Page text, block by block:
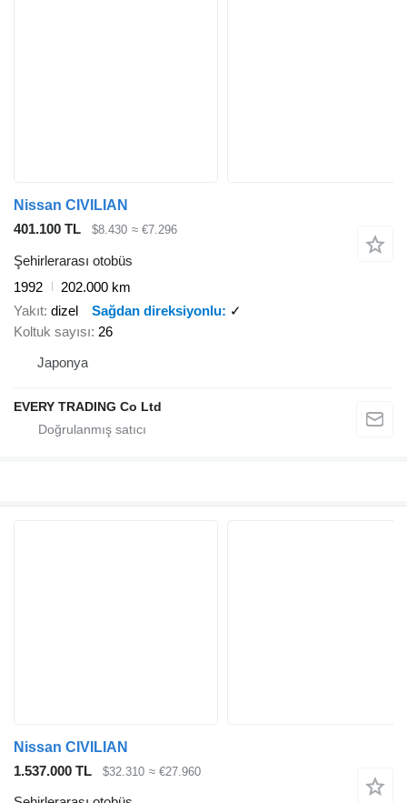
Nissan CIVILIAN
401.100 TL
$8.430 ≈ €7.296
Şehirlerarası otobüs
1992
202.000 km
Yakıt dizel Sağdan direksiyonlu
✓
Koltuk sayısı 26
Japonya
EVERY TRADING Co Ltd
Nissan CIVILIAN
1.537.000 TL
$32.310 ≈ €27.960